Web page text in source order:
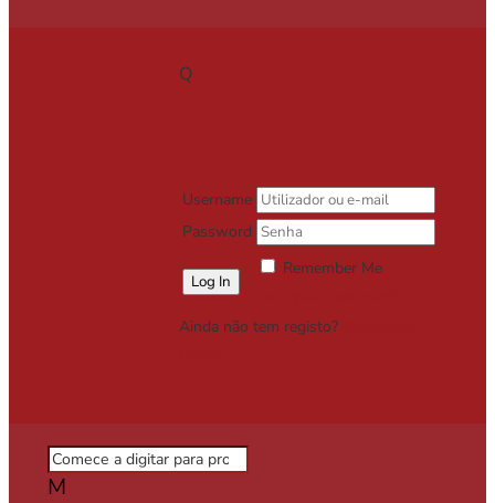
Q
Username
Password
Remember Me
Ainda não tem registo?
M